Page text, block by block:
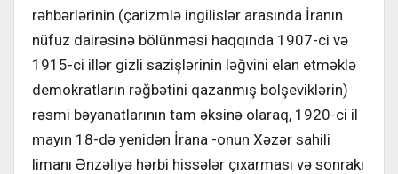
rəhbərlərinin (çarizmlə ingilislər arasında İranın
nüfuz dairəsinə bölünməsi haqqında 1907-ci və
1915-ci illər gizli sazişlərinin ləğvini elan etməklə
demokratların rəğbətini qazanmış bolşeviklərin)
rəsmi bəyanatlarının tam əksinə olaraq, 1920-ci il
mayın 18-də yenidən İrana -onun Xəzər sahili
limanı Ənzəliyə hərbi hissələr çıxarması və sonrakı